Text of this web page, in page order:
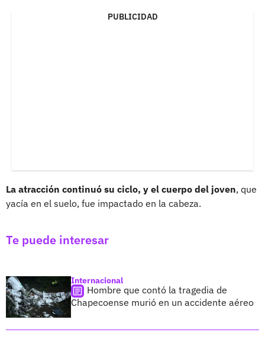
PUBLICIDAD
La atracción continuó su ciclo, y el cuerpo del joven, que
yacía en el suelo, fue impactado en la cabeza.
Te puede interesar
Internacional
Hombre que contó la tragedia de
Chapecoense murió en un accidente aéreo